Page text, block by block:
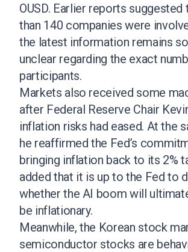
OUSD. Earlier reports suggested
than 140 companies were
the latest information remains
unclear regarding the exact
participants.
Markets also received some
after Federal Reserve Chair
inflation risks had eased. At the
he reaffirmed the Fed’s
bringing inflation back to its 2%
added that it is up to the Fed to
whether the AI boom will
be inflationary.
Meanwhile, the Korean stock
semiconductor stocks are